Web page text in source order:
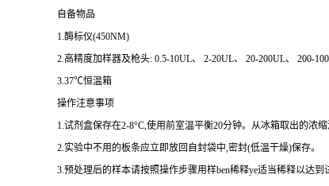
自备物品
1.酶标仪(450NM)
2.高精度加样器及枪头: 0.5-10UL、 2-20UL、 20-200UL、 200-
3.37℃恒温箱
操作注意事项
1.试剂盒保存在2-8°C,使用前室温平衡20分钟。从冰箱取出的浓
2.实验中不用的板条应立即放回自封袋中,密封(低温干燥)保存。
3.预处理后的样本请按照操作步骤用样ben稀释ye适当稀释以达到